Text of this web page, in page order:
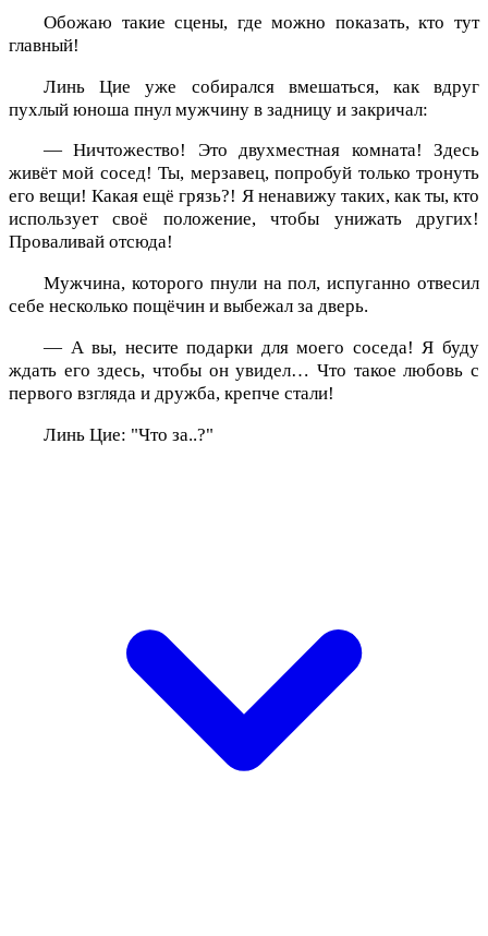
Обожаю такие сцены, где можно показать, кто тут
главный!
Линь Цие уже собирался вмешаться, как вдруг
пухлый юноша пнул мужчину в задницу и закричал:
— Ничтожество! Это двухместная комната! Здесь
живёт мой сосед! Ты, мерзавец, попробуй только тронуть
его вещи! Какая ещё грязь?! Я ненавижу таких, как ты, кто
использует своё положение, чтобы унижать других!
Проваливай отсюда!
Мужчина, которого пнули на пол, испуганно отвесил
себе несколько пощёчин и выбежал за дверь.
— А вы, несите подарки для моего соседа! Я буду
ждать его здесь, чтобы он увидел… Что такое любовь с
первого взгляда и дружба, крепче стали!
Линь Цие: "Что за..?"